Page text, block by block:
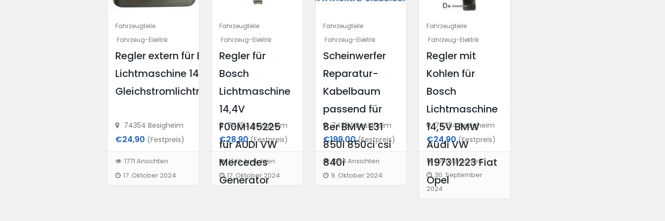
Fahrzeugteile
Fahrzeug-Elektrik
Regler extern für Bosch
Lichtmaschine 14,4V für
Gleichstromlichtmaschine
74354 Besigheim
€24,90 (Festpreis)
1771 Ansichten
17. Oktober 2024
Fahrzeugteile
Fahrzeug-Elektrik
Regler für
Bosch
Lichtmaschine
14,4V
F00M145225
für AUDI VW
Mercedes
Generator
74354 Besigheim
€28,90(Festpreis)
1746 Ansichten
17. Oktober 2024
Fahrzeugteile
Fahrzeug-Elektrik
Scheinwerfer
Reparatur-
Kabelbaum
passend für
8er BMW E31
850i 850ci csi
840i
74354 Besigheim
€199,00(Festpreis)
1954 Ansichten
9. Oktober 2024
Fahrzeugteile
Fahrzeug-Elektrik
Regler mit
Kohlen für
Bosch
Lichtmaschine
14,5V BMW
Audi VW
1197311223 Fiat
Opel
74354 Besigheim
€24,90(Festpreis)
1660 Ansichten
30. September
2024